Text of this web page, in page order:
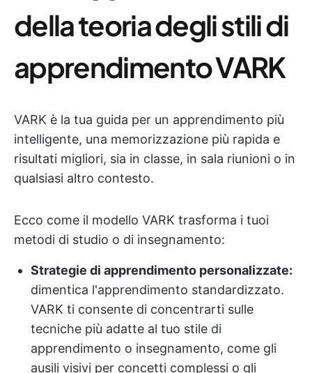
della teoria degli stili di
apprendimento VARK
VARK è la tua guida per un apprendimento più
intelligente, una memorizzazione più rapida e
risultati migliori, sia in classe, in sala riunioni o in
qualsiasi altro contesto.
Ecco come il modello VARK trasforma i tuoi
metodi di studio o di insegnamento:
Strategie di apprendimento personalizzate:
dimentica l'apprendimento standardizzato.
VARK ti consente di concentrarti sulle
tecniche più adatte al tuo stile di
apprendimento o insegnamento, come gli
ausili visivi per concetti complessi o gli